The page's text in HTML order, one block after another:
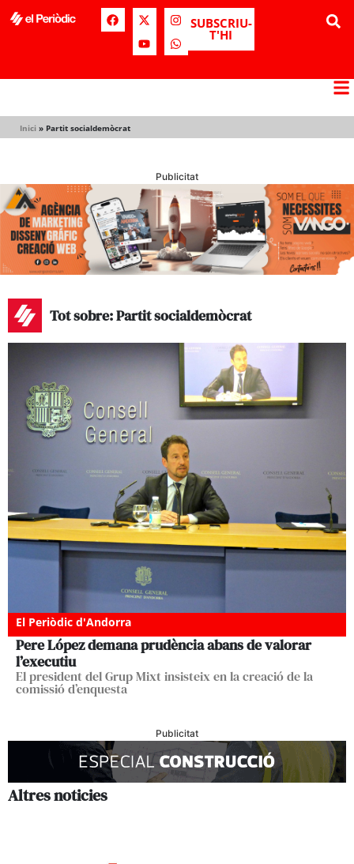
SUBSCRIU-
T'HI
Inici » Partit socialdemòcrat
Publicitat
Tot sobre: Partit socialdemòcrat
El Periòdic d'Andorra
Pere López demana prudència abans de valorar
l’executiu
El president del Grup Mixt insisteix en la creació de la
comissió d’enquesta
Publicitat
Altres noticies